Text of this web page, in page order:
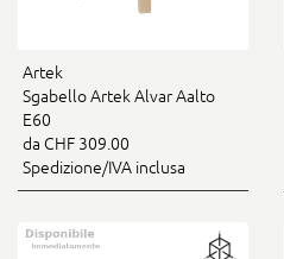
Artek
Sgabello Artek Alvar Aalto
E60
da CHF 309.00
Spedizione/IVA inclusa